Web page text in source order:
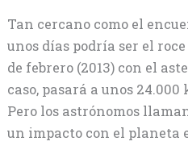
Tan cercano como el
unos días podría ser el
de febrero (2013) con el
caso, pasará a unos
Pero los astrónomos
un impacto con el planeta